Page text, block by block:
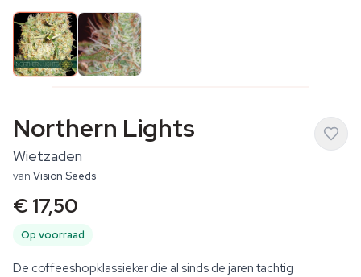
Northern Lights
Wietzaden
van Vision Seeds
€ 17,50
Op voorraad
De coffeeshopklassieker die al sinds de jaren tachtig